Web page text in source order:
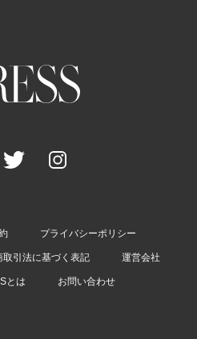
プライバシーポリシー
取引法に基づく表記 運営会社
とは お問い合わせ